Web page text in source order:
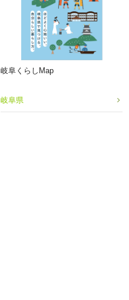
岐阜くらしMap
岐阜県